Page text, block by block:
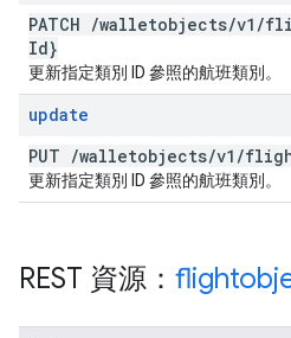
PATCH /walletobjects/v1 /
Id}
更新指定類別 ID 參照的航班類別。
update
PUT /walletobjects/v1 /
更新指定類別 ID 參照的航班類別。
REST 資源：